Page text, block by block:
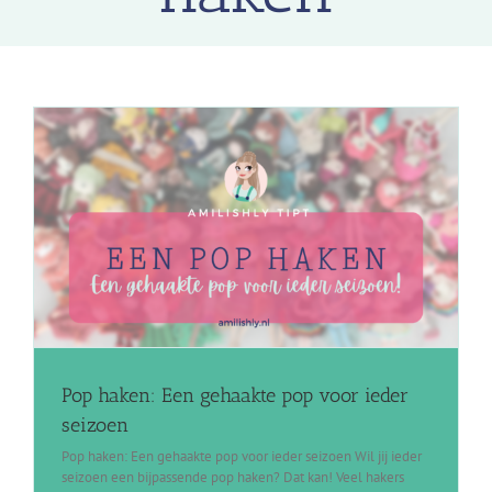
Pop haken: Een gehaakte pop voor ieder
seizoen
Pop haken: Een gehaakte pop voor ieder seizoen Wil jij ieder
seizoen een bijpassende pop haken? Dat kan! Veel hakers